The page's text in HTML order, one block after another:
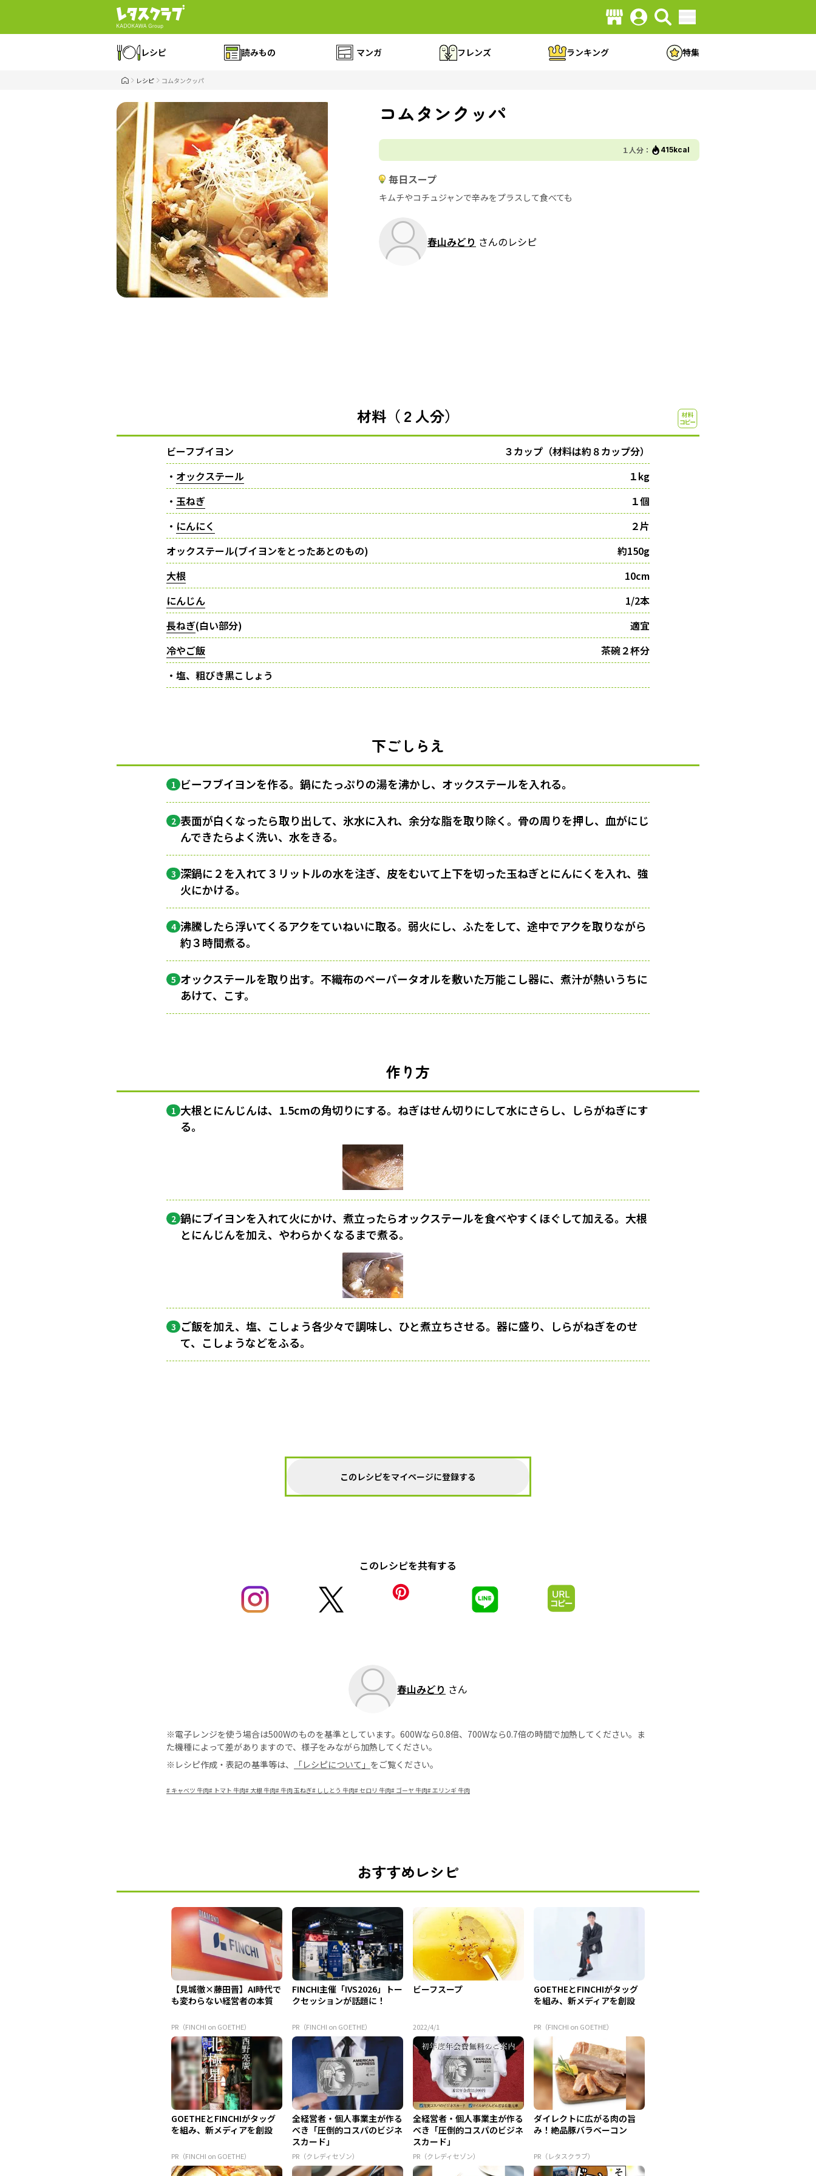
レシピ 読みもの マンガ フレンズ ランキング 特集
レシピ コムタンクッパ
コムタンクッパ
１人分： 415kcal
毎日スープ
キムチやコチュジャンで辛みをプラスして食べても
春山みどり さんのレシピ
材料（２人分）
ビーフブイヨン
３カップ（材料は約８カップ分）
・ オックステール
１kg
・ 玉ねぎ
１個
・ にんにく
２片
オックステール(ブイヨンをとったあとのもの)
約150g
大根
10cm
にんじん
1/2本
長ねぎ(白い部分)
適宜
冷やご飯
茶碗２杯分
・塩、粗びき黒こしょう
下ごしらえ
1 ビーフブイヨンを作る。鍋にたっぷりの湯を沸かし、オックステールを入れる。
2 表面が白くなったら取り出して、氷水に入れ、余分な脂を取り除く。骨の周りを押し、血がにじ
んできたらよく洗い、水をきる。
3 深鍋に２を入れて３リットルの水を注ぎ、皮をむいて上下を切った玉ねぎとにんにくを入れ、強
火にかける。
4 沸騰したら浮いてくるアクをていねいに取る。弱火にし、ふたをして、途中でアクを取りながら
約３時間煮る。
5 オックステールを取り出す。不織布のペーパータオルを敷いた万能こし器に、煮汁が熱いうちに
あけて、こす。
作り方
1 大根とにんじんは、1.5cmの角切りにする。ねぎはせん切りにして水にさらし、しらがねぎにす
る。
2 鍋にブイヨンを入れて火にかけ、煮立ったらオックステールを食べやすくほぐして加える。大根
とにんじんを加え、やわらかくなるまで煮る。
3 ご飯を加え、塩、こしょう各少々で調味し、ひと煮立ちさせる。器に盛り、しらがねぎをのせ
て、こしょうなどをふる。
このレシピをマイページに登録する
このレシピを共有する
春山みどり さん
※電子レンジを使う場合は500Wのものを基準としています。600Wなら0.8倍、700Wなら0.7倍の時間で加熱してください。ま
た機種によって差がありますので、様子をみながら加熱してください。
※レシピ作成・表記の基準等は、
「レシピについて」 をご覧ください。
# キャベツ 牛肉# トマト 牛肉# 大根 牛肉#牛肉 玉ねぎ# ししとう 牛肉#セロリ 牛肉# ゴーヤ 牛肉#エリンギ 牛肉
おすすめレシピ
【見城徹×藤田晋】AI時代で
も変わらない経営者の本質
PR（FINCHI on GOETHE）
FINCHI主催「IVS2026」トー
クセッションが話題に！
PR（FINCHI on GOETHE）
ビーフスープ
2022/4/1
GOETHEとFINCHIがタッグ
を組み、新メディアを創設
PR（FINCHI on GOETHE）
GOETHEとFINCHIがタッグ
を組み、新メディアを創設
PR（FINCHI on GOETHE）
全経営者・個人事業主が作る
べき「圧倒的コスパのビジネ
スカード」
PR（クレディセゾン）
全経営者・個人事業主が作る
べき「圧倒的コスパのビジネ
スカード」
PR（クレディセゾン）
ダイレクトに広がる肉の旨
み！絶品豚バラベーコン
PR（レタスクラブ）